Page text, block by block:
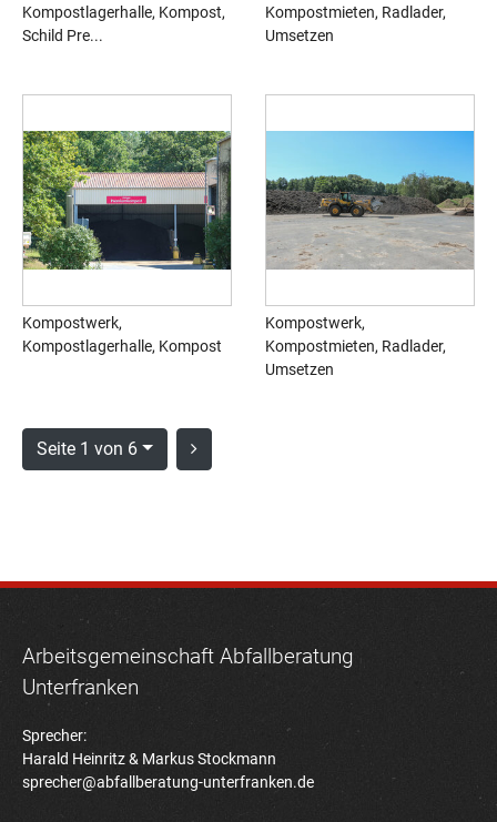
Kompostlagerhalle, Kompost,
Schild Pre...
Kompostmieten, Radlader,
Umsetzen
Kompostwerk,
Kompostlagerhalle, Kompost
Kompostwerk,
Kompostmieten, Radlader,
Umsetzen
Seite 1 von 6
Arbeitsgemeinschaft Abfallberatung
Unterfranken
Sprecher:
Harald Heinritz & Markus Stockmann
sprecher@abfallberatung-unterfranken.de